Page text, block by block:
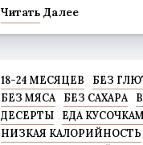
Читать Далее
18-24 МЕСЯЦЕВ БЕЗ
БЕЗ МЯСА
БЕЗ САХАРА
ДЕСЕРТЫ
ЕДА
НИЗКАЯ КАЛОРИЙНОСТЬ